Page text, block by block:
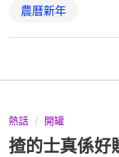
農曆新年
熱話 開罐
揸的士真係